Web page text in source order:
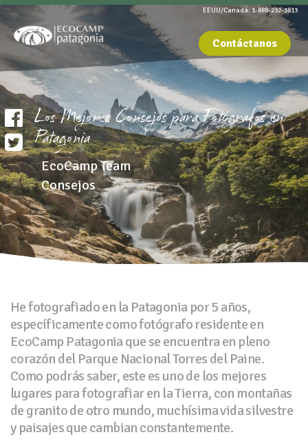
EEUU/Canadá: 1-888-232-3813
Contáctanos
Los Mejores Consejos para Fotógrafos en
Patagonia
EcoCamp Team
Consejos
He fotografiado en la Patagonia por 5 años,
específicamente como fotógrafo residente en
EcoCamp Patagonia que se encuentra en pleno
corazón del Parque Nacional Torres del Paine.
Como podrás saber, este es uno de los mejores
lugares para fotografiar en la Tierra, con montañas
de granito de otro mundo, muchísima vida silvestre
y paisajes que cambian constantemente.